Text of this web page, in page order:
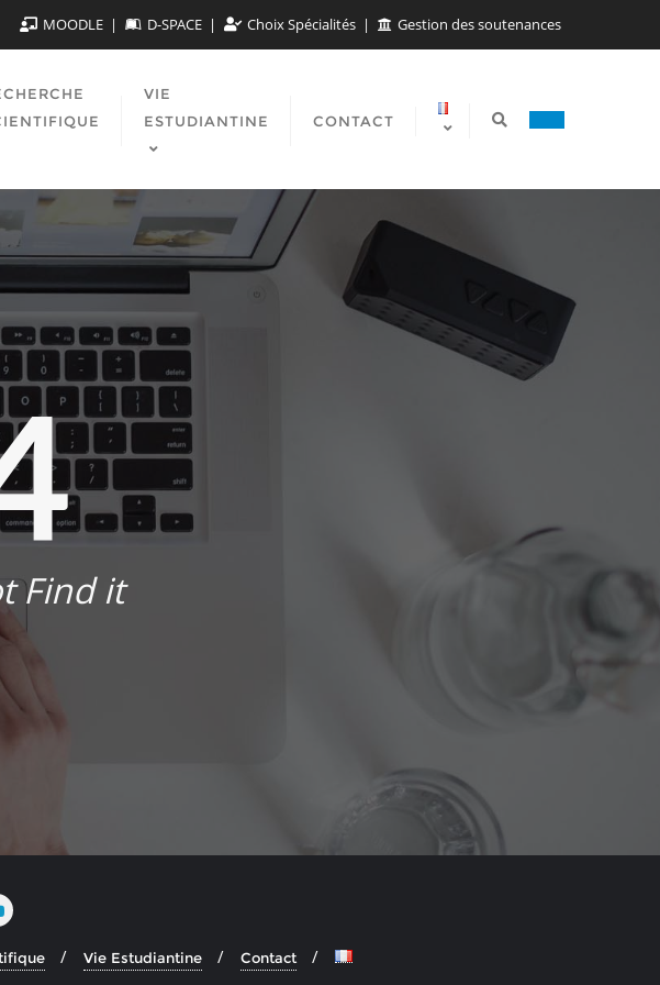
MOODLE D-SPACE Choix Spécialités Gestion des soutenances
VIE
ESTUDIANTINE
CONTACT
Find it
Vie Estudiantine Contact